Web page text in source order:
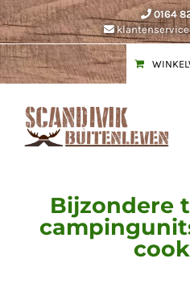
Ga
naar
inhoud
0164
Bijzondere